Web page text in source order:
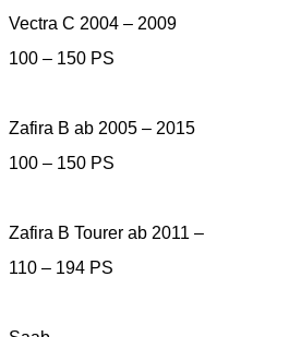
Vectra C 2004 – 2009
100 – 150 PS
Zafira B ab 2005 – 2015
100 – 150 PS
Zafira B Tourer ab 2011 –
110 – 194 PS